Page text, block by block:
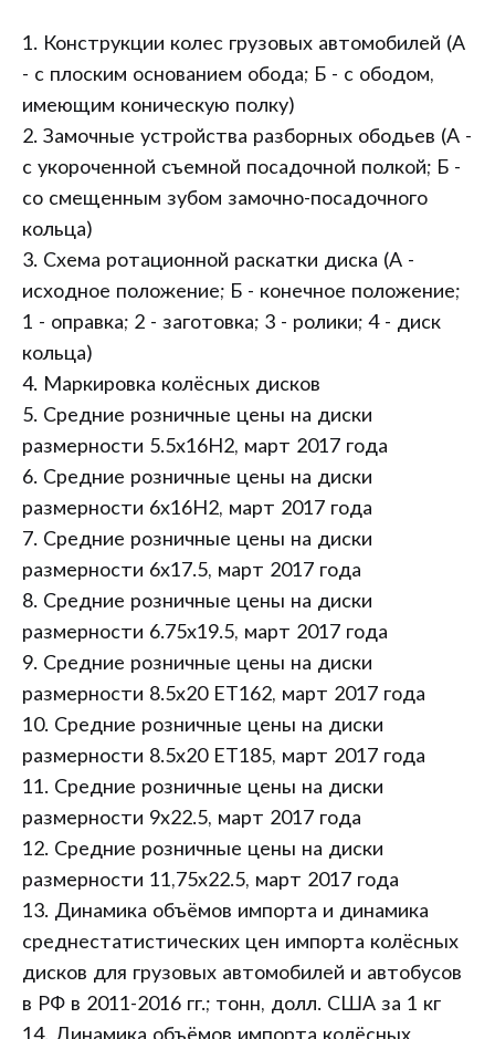
1. Конструкции колес грузовых автомобилей (А
- с плоским основанием обода; Б - с ободом,
имеющим коническую полку)
2. Замочные устройства разборных ободьев (А -
с укороченной съемной посадочной полкой; Б -
со смещенным зубом замочно-посадочного
кольца)
3. Схема ротационной раскатки диска (А -
исходное положение; Б - конечное положение;
1 - оправка; 2 - заготовка; 3 - ролики; 4 - диск
кольца)
4. Маркировка колёсных дисков
5. Средние розничные цены на диски
размерности 5.5x16H2, март 2017 года
6. Средние розничные цены на диски
размерности 6x16H2, март 2017 года
7. Средние розничные цены на диски
размерности 6x17.5, март 2017 года
8. Средние розничные цены на диски
размерности 6.75x19.5, март 2017 года
9. Средние розничные цены на диски
размерности 8.5x20 ET162, март 2017 года
10. Средние розничные цены на диски
размерности 8.5x20 ET185, март 2017 года
11. Средние розничные цены на диски
размерности 9x22.5, март 2017 года
12. Средние розничные цены на диски
размерности 11,75x22.5, март 2017 года
13. Динамика объёмов импорта и динамика
среднестатистических цен импорта колёсных
дисков для грузовых автомобилей и автобусов
в РФ в 2011-2016 гг.; тонн, долл. США за 1 кг